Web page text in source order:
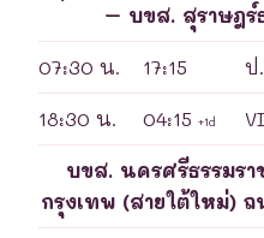
– บขส. สุราษฎร์
07:30 น. 17:15 ป
18:30 น. 04:15 +1d
บขส. นครศรีธรรมร
กรุงเทพ (สายใต้ใหม่)